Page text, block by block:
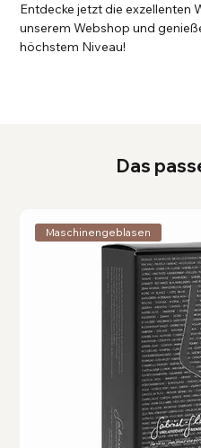
Das
Maschinengeblasen
Entdecke jetzt die exzellenten
unserem Webshop und
höchstem Niveau!